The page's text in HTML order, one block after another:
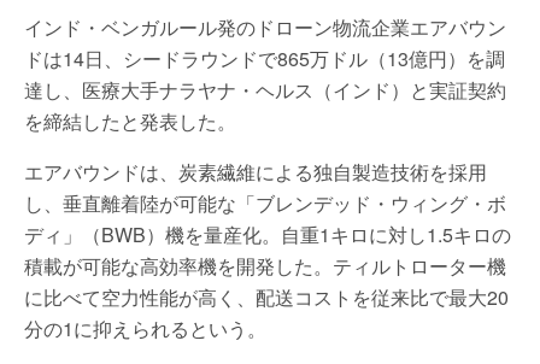
インド・ベンガルール発のドローン物流企業エアバウン
ドは14日、シードラウンドで865万ドル（13億円）を調
達し、医療大手ナラヤナ・ヘルス（インド）と実証契約
を締結したと発表した。
エアバウンドは、炭素繊維による独自製造技術を採用
し、垂直離着陸が可能な「ブレンデッド・ウィング・ボ
ディ」（BWB）機を量産化。自重1キロに対し1.5キロの
積載が可能な高効率機を開発した。ティルトローター機
に比べて空力性能が高く、配送コストを従来比で最大20
分の1に抑えられるという。